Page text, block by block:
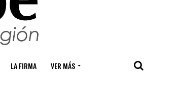
LA FIRMA VER MÁS